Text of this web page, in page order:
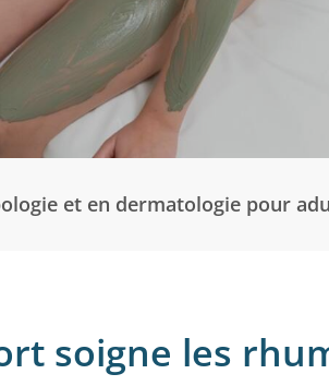
et en dermatologie pour
soigne les